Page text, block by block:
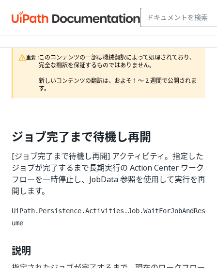
重要 :このコンテンツの一部は機械翻訳によって処理されており、
完全な翻訳を保証するものではありません。
新しいコンテンツの翻訳は、およそ 1 ～ 2 週間で公開されま
す。
ジョブ完了まで待機し再開
[ジョブ完了まで待機し再開] アクティビティ。指定した
ジョブが完了するまで長期実行の Action Center ワーク
フローを一時停止し、JobData 参照を使用して実行を再
開します。
UiPath.Persistence.Activities.Job.WaitForJobAndRes
ume
説明